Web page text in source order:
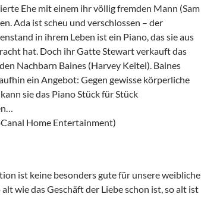
Ehe mit einem ihr völlig fremden Mann (Sam
Ada ist scheu und verschlossen – der
in ihrem Leben ist ein Piano, das sie aus
hat. Doch ihr Gatte Stewart verkauft das
Nachbarn Baines (Harvey Keitel). Baines
ein Angebot: Gegen gewisse körperliche
sie das Piano Stück für Stück
Home Entertainment)
ist keine besonders gute für unsere weibliche
wie das Geschäft der Liebe schon ist, so alt ist